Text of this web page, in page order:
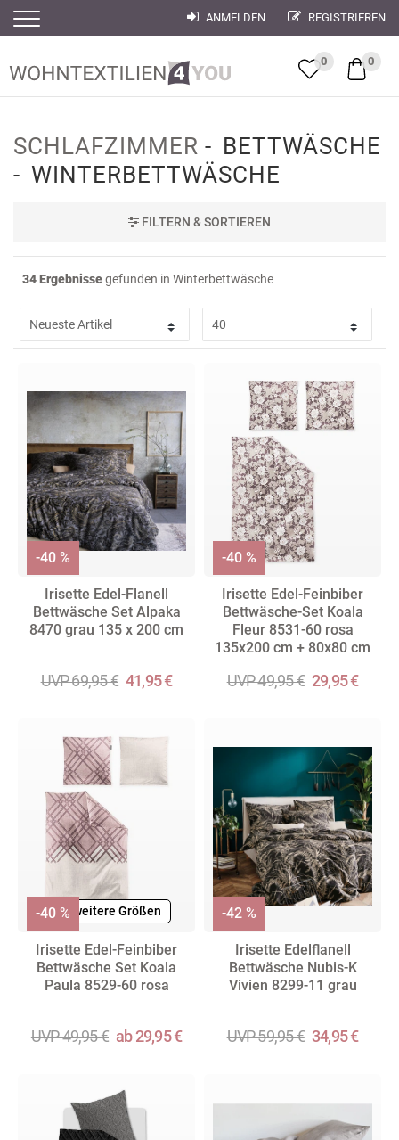
ANMELDEN REGISTRIEREN
0 0
SCHLAFZIMMER
BETTWÄSCHE
WINTERBETTWÄSCHE
FILTERN & SORTIEREN
34 Ergebnissegefunden in Winterbettwäsche
Irisette Edel-Flanell
Bettwäsche Set Alpaka
8470 grau 135 x 200 cm
UVP 69,95 € 41,95 €
-40 %
Irisette Edel-Feinbiber
Bettwäsche-Set Koala
Fleur 8531-60 rosa
135x200 cm + 80x80 cm
UVP 49,95 € 29,95 €
-40 %
+ weitere Größen
Irisette Edel-Feinbiber
Bettwäsche Set Koala
Paula 8529-60 rosa
UVP 49,95 € ab 29,95 €
-40 %
Irisette Edelflanell
Bettwäsche Nubis-K
Vivien 8299-11 grau
UVP 59,95 € 34,95 €
-42 %
Filter
Filter